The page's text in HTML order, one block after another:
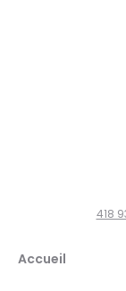
418
Accueil